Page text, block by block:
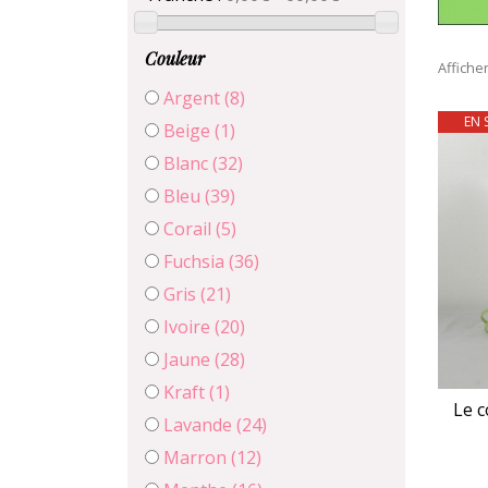
Couleur
Argent(8)
Beige (1)
Blanc(32)
Bleu (39)
Corail (5)
Fuchsia (36)
Gris (21)
Ivoire (20)
Jaune (28)
Kraft(1)
Lavande (24)
Marron (12)
Afficher
EN
Le